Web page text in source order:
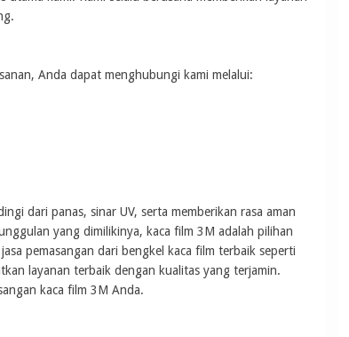
Anda dapat menghubungi kami melalui:
dari panas, sinar UV, serta memberikan rasa aman
yang dimilikinya, kaca film 3M adalah pilihan
pemasangan dari bengkel kaca film terbaik seperti
layanan terbaik dengan kualitas yang terjamin.
kaca film 3M Anda.